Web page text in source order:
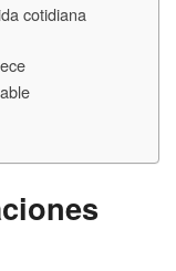
cotidiana